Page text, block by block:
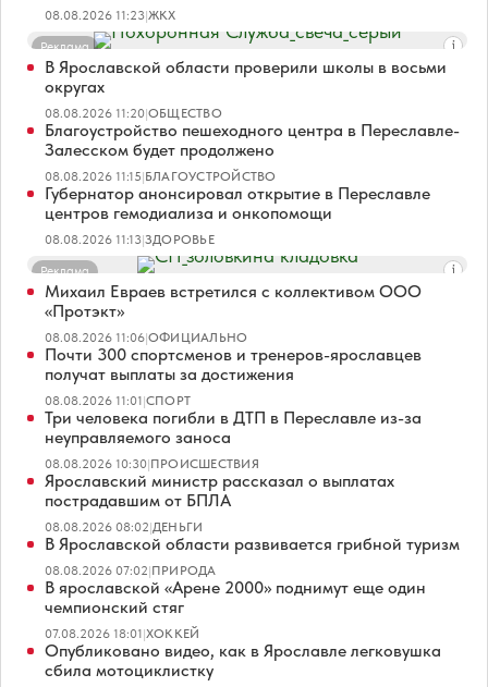
08.08.2026 11:23|ЖКХ
Реклама
В Ярославской области проверили школы в восьми
округах
08.08.2026 11:20|ОБЩЕСТВО
Благоустройство пешеходного центра в Переславле-
Залесском будет продолжено
08.08.2026 11:15|БЛАГОУСТРОЙСТВО
Губернатор анонсировал открытие в Переславле
центров гемодиализа и онкопомощи
08.08.2026 11:13|ЗДОРОВЬЕ
Реклама
Михаил Евраев встретился с коллективом ООО
«Протэкт»
08.08.2026 11:06|ОФИЦИАЛЬНО
Почти 300 спортсменов и тренеров-ярославцев
получат выплаты за достижения
08.08.2026 11:01|СПОРТ
Три человека погибли в ДТП в Переславле из-за
неуправляемого заноса
08.08.2026 10:30|ПРОИСШЕСТВИЯ
Ярославский министр рассказал о выплатах
пострадавшим от БПЛА
08.08.2026 08:02|ДЕНЬГИ
В Ярославской области развивается грибной туризм
08.08.2026 07:02|ПРИРОДА
В ярославской «Арене 2000» поднимут еще один
чемпионский стяг
07.08.2026 18:01|ХОККЕЙ
Опубликовано видео, как в Ярославле легковушка
сбила мотоциклистку